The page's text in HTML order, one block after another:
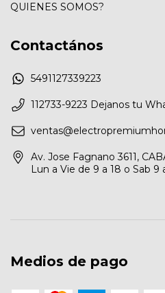
QUIENES SOMOS?
Contactános
5491127339223
112733-9223 Dejanos tu
Av. Jose Fagnano 3611,
Lun a Vie de 9 a 18 o Sab
Medios de pago